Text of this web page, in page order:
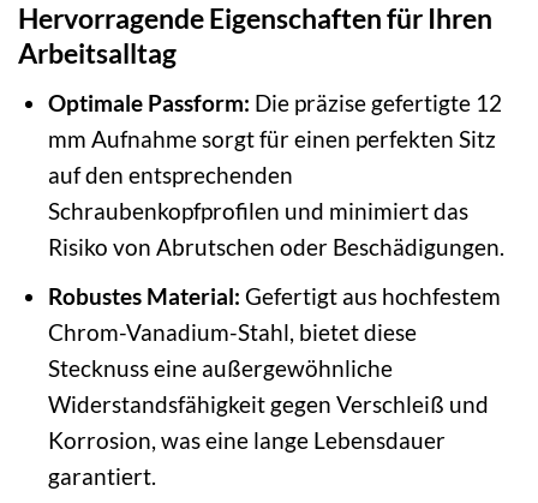
Hervorragende Eigenschaften für Ihren
Arbeitsalltag
Optimale Passform: Die präzise gefertigte 12
mm Aufnahme sorgt für einen perfekten Sitz
auf den entsprechenden
Schraubenkopfprofilen und minimiert das
Risiko von Abrutschen oder Beschädigungen.
Robustes Material: Gefertigt aus hochfestem
Chrom-Vanadium-Stahl, bietet diese
Stecknuss eine außergewöhnliche
Widerstandsfähigkeit gegen Verschleiß und
Korrosion, was eine lange Lebensdauer
garantiert.